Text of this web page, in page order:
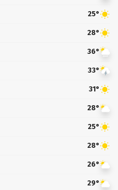
25°
28°
36°
33°
31°
28°
25°
28°
26°
29°